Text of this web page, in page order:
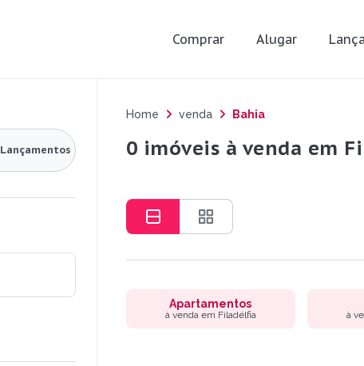
Comprar Alugar
Lançamentos
Home venda Bahia
0 imóveis à venda em
Apartamentos
à venda em Filadélfia à